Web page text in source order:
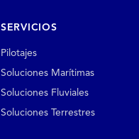
SERVICIOS
Pilotajes
Soluciones Marítimas
Soluciones Fluviales
Soluciones Terrestres